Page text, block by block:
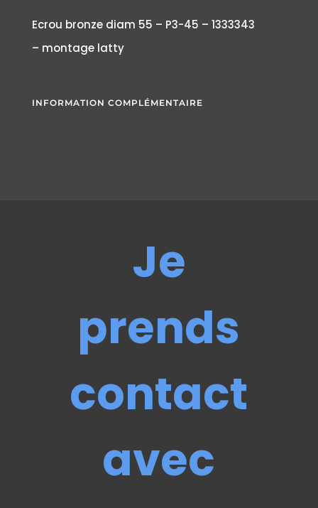
Ecrou bronze diam 55 – P3-45 – 1333343
– montage latty
INFORMATION COMPLÉMENTAIRE
Je
prends
contact
avec